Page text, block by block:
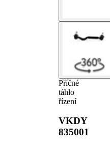
Příčné
táhlo
řízení
VKDY
835001